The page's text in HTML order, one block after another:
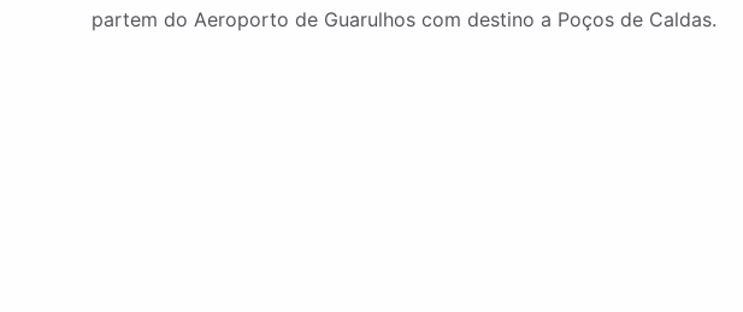
partem do Aeroporto de Guarulhos com destino a Poços de Caldas.